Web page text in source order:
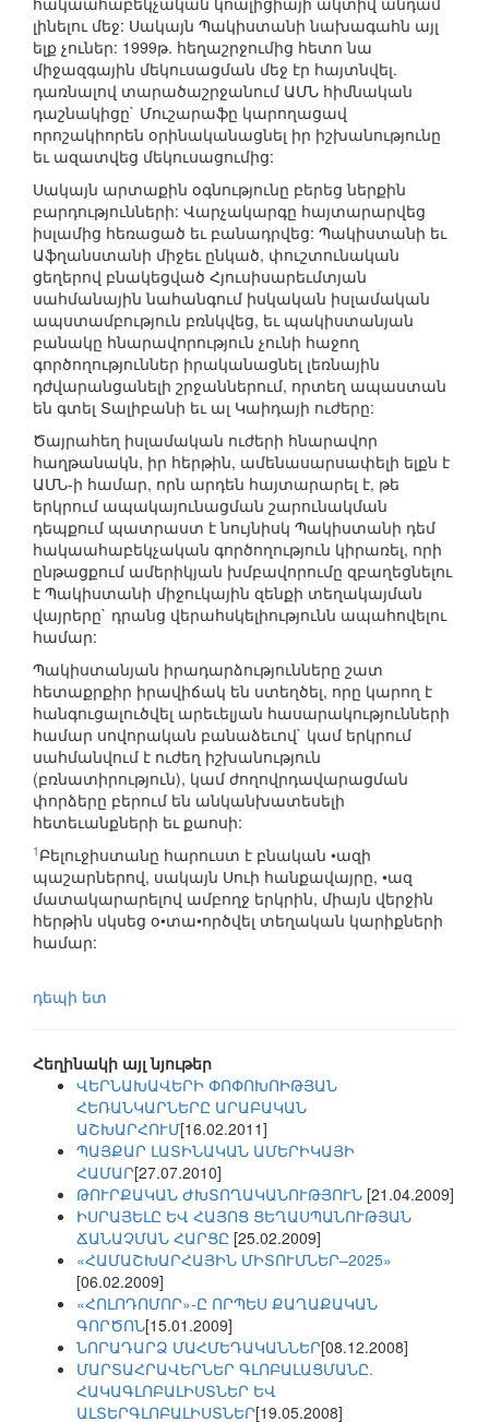
լինելու մեջ: Սակայն Պակիստանի նախագահն այլ
ելք չուներ: 1999թ. հեղաշրջումից հետո նա
միջազգային մեկուսացման մեջ էր հայտնվել.
դառնալով տարածաշրջանում ԱՄՆ հիմնական
դաշնակիցը` Մուշարաֆը կարողացավ
որոշակիորեն օրինականացնել իր իշխանությունը
եւ ազատվեց մեկուսացումից:
Սակայն արտաքին օգնությունը բերեց ներքին
բարդությունների: Վարչակարգը հայտարարվեց
իսլամից հեռացած եւ բանադրվեց: Պակիստանի եւ
Աֆղանստանի միջեւ ընկած, փուշտունական
ցեղերով բնակեցված Հյուսիսարեւմտյան
սահմանային նահանգում իսկական իսլամական
ապստամբություն բռնկվեց, եւ պակիստանյան
բանակը հնարավորություն չունի հաջող
գործողություններ իրականացնել լեռնային
դժվարանցանելի շրջաններում, որտեղ ապաստան
են գտել Տալիբանի եւ ալ Կաիդայի ուժերը:
Ծայրահեղ իսլամական ուժերի հնարավոր
հաղթանակն, իր հերթին, ամենասարսափելի ելքն է
ԱՄՆ-ի համար, որն արդեն հայտարարել է, թե
երկրում ապակայունացման շարունակման
դեպքում պատրաստ է նույնիսկ Պակիստանի դեմ
հակաահաբեկչական գործողություն կիրառել, որի
ընթացքում ամերիկյան խմբավորումը զբաղեցնելու
է Պակիստանի միջուկային զենքի տեղակայման
վայրերը` դրանց վերահսկելիությունն ապահովելու
համար:
Պակիստանյան իրադարձությունները շատ
հետաքրքիր իրավիճակ են ստեղծել, որը կարող է
հանգուցալուծվել արեւելյան հասարակությունների
համար սովորական բանաձեւով` կամ երկրում
սահմանվում է ուժեղ իշխանություն
(բռնատիրություն), կամ ժողովրդավարացման
փորձերը բերում են անկանխատեսելի
հետեւանքների եւ քաոսի:
1 Բելուջիստանը հարուստ է բնական •ազի
պաշարներով, սակայն Սուի հանքավայրը, •ազ
մատակարարելով ամբողջ երկրին, միայն վերջին
հերթին սկսեց օ•տա•ործվել տեղական կարիքների
համար:
դեպի ետ
Հեղինակի այլ նյութեր
ՎԵՐՆԱԽԱՎԵՐԻ ՓՈՓՈԽՈԻԹՅԱՆ
ՀԵՌԱՆԿԱՐՆԵՐԸ ԱՐԱԲԱԿԱՆ
ԱՇԽԱՐՀՈՒՄ[16.02.2011]
ՊԱՅՔԱՐ ԼԱՏԻՆԱԿԱՆ ԱՄԵՐԻԿԱՅԻ
ՀԱՄԱՐ[27.07.2010]
ԹՈՒՐՔԱԿԱՆ ԺԽՏՈՂԱԿԱՆՈՒԹՅՈՒՆ [21.04.2009]
ԻՍՐԱՅԵԼԸ ԵՎ ՀԱՅՈՑ ՑԵՂԱՍՊԱՆՈՒԹՅԱՆ
ՃԱՆԱՉՄԱՆ ՀԱՐՑԸ [25.02.2009]
«ՀԱՄԱՇԽԱՐՀԱՅԻՆ ՄԻՏՈՒՄՆԵՐ–2025»
[06.02.2009]
«ՀՈԼՈԴՈՄՈՐ»-Ը ՈՐՊԵՍ ՔԱՂԱՔԱԿԱՆ
ԳՈՐԾՈՆ[15.01.2009]
ՆՈՐԱԴԱՐՁ ՄԱՀՄԵԴԱԿԱՆՆԵՐ[08.12.2008]
ՄԱՐՏԱՀՐԱՎԵՐՆԵՐ ԳԼՈԲԱԼԱՑՄԱՆԸ.
ՀԱԿԱԳԼՈԲԱԼԻՍՏՆԵՐ ԵՎ
ԱԼՏԵՐԳԼՈԲԱԼԻՍՏՆԵՐ[19.05.2008]